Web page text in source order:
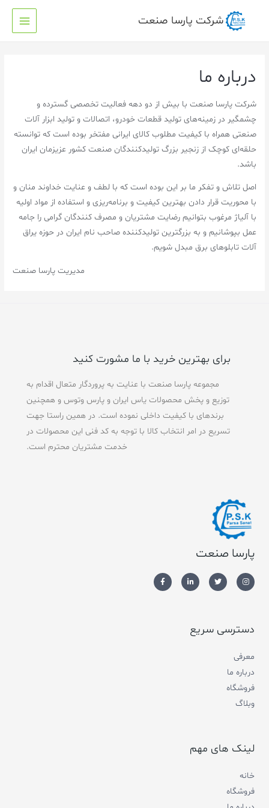
شرکت پارسا صنعت
درباره ما
شرکت پارسا صنعت با بیش از دو دهه فعالیت تخصصی گسترده و
چشمگیر در زمینه‌های تولید قطعات خودرو، اتصالات و تولید ابزار آلات
صنعتی همراه با کیفیت مطلوب کالای ایرانی مفتخر بوده است که توانسته
حلقه‌ای کوچک از زنجیر بزرگ تولیدکنندگان صنعت کشور عزیزمان ایران
باشد.
اصل تلاش و تفکر ما بر این بوده است که با لطف و عنایت خداوند منان و
با محوریت قرار دادن بهترین کیفیت و برنامه‌ریزی و استفاده از مواد اولیه
با آلیاژ مرغوب بتوانیم رضایت مشتریان و مصرف کنندگان گرامی را جامه
عمل بپوشانیم و به بزرگترین تولیدکننده صاحب نام ایران در حوزه یراق
آلات تابلوهای برق مبدل شویم.
مدیریت پارسا صنعت
برای بهترین خرید با ما مشورت کنید
مجموعه پارسا صنعت با عنایت به پروردگار متعال اقدام به
توزیع و پخش محصولات یاس ایران و پارس وتوس و همچنین
برندهای با کیفیت داخلی نموده است. در همین راستا جهت
تسریع در امر انتخاب کالا با توجه به کد فنی این محصولات در
خدمت مشتریان محترم است.
پارسا صنعت
دسترسی سریع
معرفی
درباره ما
فروشگاه
وبلاگ
لینک های مهم
خانه
فروشگاه
درباره ما